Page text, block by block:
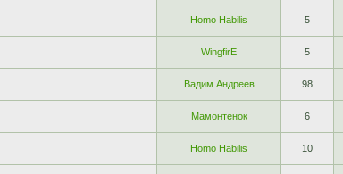
Homo Habilis 5
WingfirE 5
Вадим Андреев 98
Мамонтенок 6
Homo Habilis 10